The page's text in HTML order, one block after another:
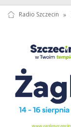
Radio Szczecin »